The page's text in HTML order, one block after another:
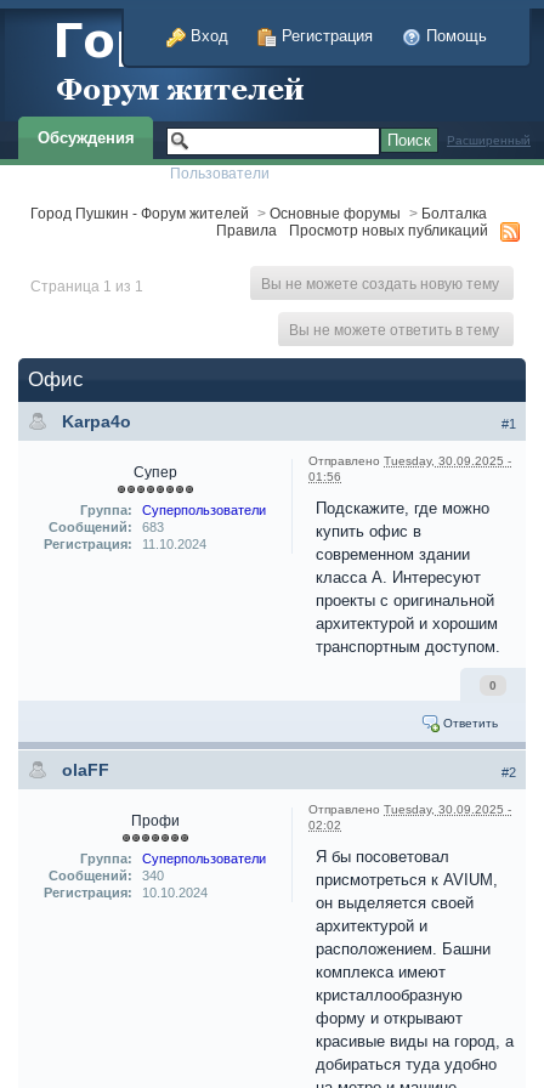
Вход Регистрация Помощь
Расширенный
Обсуждения
Пользователи
Город Пушкин - Форум жителей > Основные форумы > Болталка
Правила
Просмотр новых публикаций
Страница 1 из 1 Вы не можете создать новую тему
Вы не можете ответить в тему
Офис
#1
Karpa4o
Супер
Группа:
Суперпользователи
Сообщений:
683
Регистрация:
11.10.2024
Отправлено Tuesday, 30.09.2025 -
01:56
Подскажите, где можно
купить офис в
современном здании
класса А. Интересуют
проекты с оригинальной
архитектурой и хорошим
транспортным доступом.
0
Ответить
#2
olaFF
Профи
Группа:
Суперпользователи
Сообщений:
340
Регистрация:
10.10.2024
Отправлено Tuesday, 30.09.2025 -
02:02
Я бы посоветовал
присмотреться к AVIUM,
он выделяется своей
архитектурой и
расположением. Башни
комплекса имеют
кристаллообразную
форму и открывают
красивые виды на город, а
добираться туда удобно